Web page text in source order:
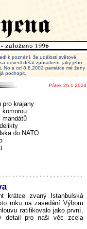
k poznání, že události světové,
dovedl dělat způsobem, jaký jeho
No a od 8.8.2002 památce mé ženy
pochopit.
Pátek 26.1.2024.
pro krajany
komorou
mandátů
do NATO
krátce zvaný Istanbulská
roku na zasedání Výboru
ratifikovalo jako první,
detail pro naši věc zcela